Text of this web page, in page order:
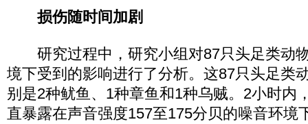
损伤随时间加剧
研究过程中，研究小组对87只头足类动
境下受到的影响进行了分析。这87只头足类
别是2种鱿鱼、1种章鱼和1种乌贼。2小时内
直暴露在声音强度157至175分贝的噪音环境